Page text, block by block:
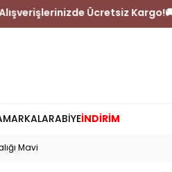
TL ve Üzeri Alışverişlerinizde
MARKALARABİYEİNDİRİM
Mavi